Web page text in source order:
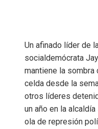
Un afinado líder de
socialdemócrata
mantiene la sombra
celda desde la
otros líderes
un año en la
ola de represión